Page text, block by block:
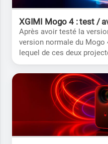
XGIMI Mogo 4 : test /
Après avoir testé la
version normale du
lequel de ces deux
votre situation.